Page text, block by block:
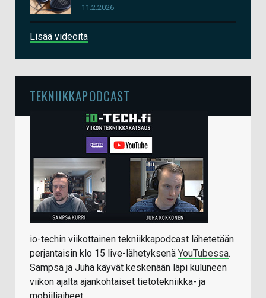
11.2.2026
Lisää videoita
TEKNIIKKAPODCAST
io-techin viikottainen tekniikkapodcast lähetetään
perjantaisin klo 15 live-lähetyksenä YouTubessa.
Sampsa ja Juha käyvät keskenään läpi kuluneen
viikon ajalta ajankohtaiset tietotekniikka- ja